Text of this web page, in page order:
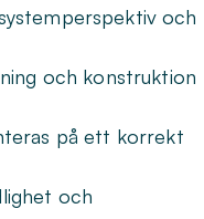
och
och konstruktion
på ett korrekt
och